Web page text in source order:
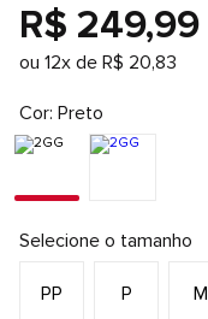
R$ 249,99
ou 12x de R$ 20,83
Cor Preto
Selecione o tamanho
M
P
PP